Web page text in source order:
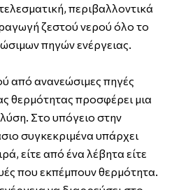
περιβαλλοντικά
ζεστού νερού όλο το
πηγών ενέργειας.
από ανανεώσιμες πηγές
θερμότητας προσφέρει μια
Στο υπόγειο στην
συγκεκριμένα υπάρχει
είτε από ένα λέβητα είτε
που εκπέμπουν θερμότητα.